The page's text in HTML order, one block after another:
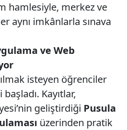
hamlesiyle, merkez ve
aynı imkânlarla sınava
ve Web
isteyen öğrenciler
Kayıtlar,
geliştirdiği Pusula
üzerinden pratik